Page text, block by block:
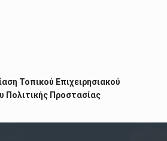
Τοπικού Επιχειρησιακού
Πολιτικής Προστασίας